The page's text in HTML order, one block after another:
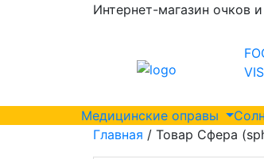
Интернет-магазин очков
Медицинские оправы
Главная / Товар Сфера